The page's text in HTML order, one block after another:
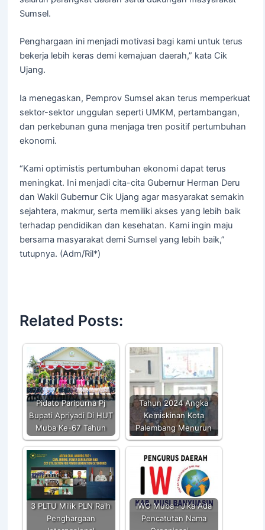
Sumsel.
Penghargaan ini menjadi motivasi bagi kami untuk terus
bekerja lebih keras demi kemajuan daerah,” kata Cik
Ujang.
Ia menegaskan, Pemprov Sumsel akan terus memperkuat
sektor-sektor unggulan seperti UMKM, pertambangan,
dan perkebunan guna menjaga tren positif pertumbuhan
ekonomi.
“Kami optimistis pertumbuhan ekonomi dapat terus
meningkat. Ini menjadi cita-cita Gubernur Herman Deru
dan Wakil Gubernur Cik Ujang agar masyarakat semakin
sejahtera, makmur, serta memiliki akses yang lebih baik
terhadap pendidikan dan kesehatan. Kami ingin maju
bersama masyarakat demi Sumsel yang lebih baik,”
tutupnya. (Adm/Ril*)
Related Posts:
Pidato Paripurna Pj
Bupati Apriyadi Di HUT
Muba Ke-67 Tahun
Tahun 2024 Angka
Kemiskinan Kota
Palembang Menurun
3 PLTU Milik PLN Raih
Penghargaan
IWO Muba : Jika Ada
Pencatutan Nama